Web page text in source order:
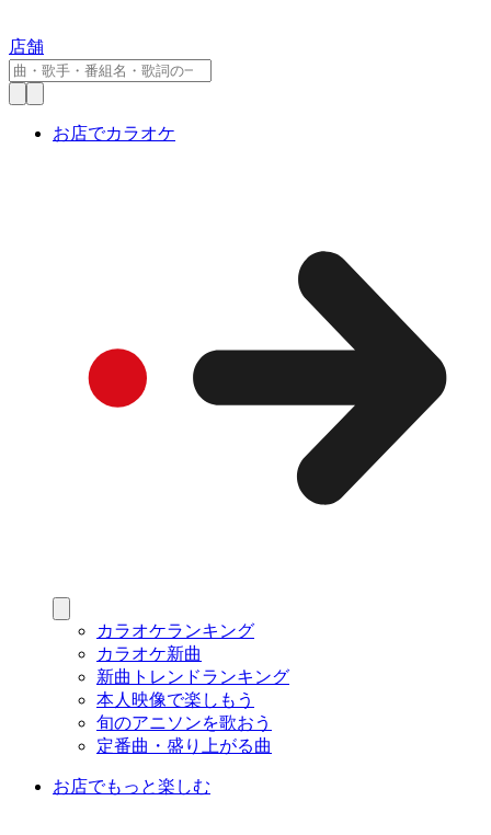
店舗
お店でカラオケ
カラオケランキング
カラオケ新曲
新曲トレンドランキング
本人映像で楽しもう
旬のアニソンを歌おう
定番曲・盛り上がる曲
お店でもっと楽しむ